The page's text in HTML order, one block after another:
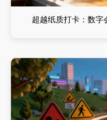
超越纸质打卡：数